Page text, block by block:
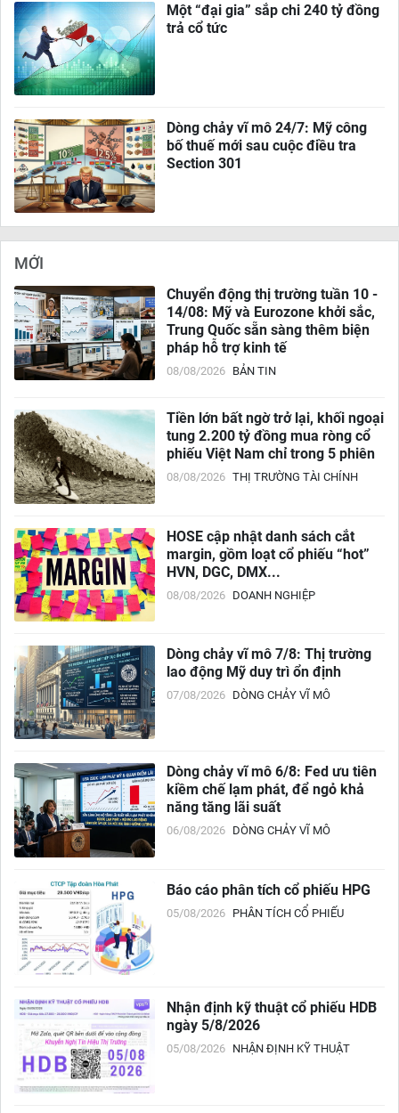
Một “đại gia” sắp chi 240 tỷ đồng
trả cổ tức
Dòng chảy vĩ mô 24/7: Mỹ công
bố thuế mới sau cuộc điều tra
Section 301
MỚI
Chuyển động thị trường tuần 10 -
14/08: Mỹ và Eurozone khởi sắc,
Trung Quốc sẵn sàng thêm biện
pháp hỗ trợ kinh tế
08/08/2026 BẢN TIN
Tiền lớn bất ngờ trở lại, khối ngoại
tung 2.200 tỷ đồng mua ròng cổ
phiếu Việt Nam chỉ trong 5 phiên
08/08/2026 THỊ TRƯỜNG TÀI CHÍNH
HOSE cập nhật danh sách cắt
margin, gồm loạt cổ phiếu “hot”
HVN, DGC, DMX...
08/08/2026 DOANH NGHIỆP
Dòng chảy vĩ mô 7/8: Thị trường
lao động Mỹ duy trì ổn định
07/08/2026 DÒNG CHẢY VĨ MÔ
Dòng chảy vĩ mô 6/8: Fed ưu tiên
kiềm chế lạm phát, để ngỏ khả
năng tăng lãi suất
06/08/2026 DÒNG CHẢY VĨ MÔ
Báo cáo phân tích cổ phiếu HPG
05/08/2026 PHÂN TÍCH CỔ PHIẾU
Nhận định kỹ thuật cổ phiếu HDB
ngày 5/8/2026
05/08/2026 NHẬN ĐỊNH KỸ THUẬT